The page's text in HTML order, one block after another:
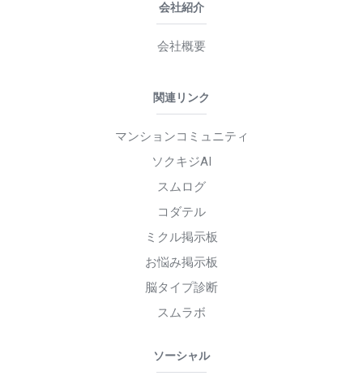
会社紹介
会社概要
関連リンク
マンションコミュニティ
ソクキジAI
スムログ
コダテル
ミクル掲示板
お悩み掲示板
脳タイプ診断
スムラボ
ソーシャル